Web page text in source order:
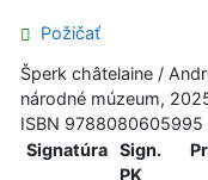
Požičať
Šperk châtelaine /
národné múzeum,
ISBN 9788080605995
Signatúra
Sign.
PK